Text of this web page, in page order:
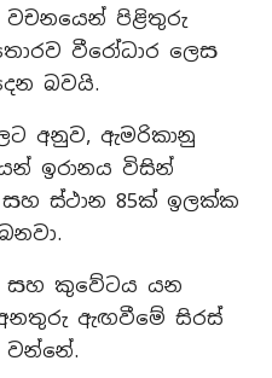
වචනයෙන් පිළිතුරු
වීරෝධාර ලෙස
බවයි.
අනුව, ඇමරිකානු
ඉරානය විසින්
ස්ථාන 85ක් ඉලක්ක
සහ කුවේටය යන
අනතුරු ඇඟවීමේ සිරස්
වන්නේ.